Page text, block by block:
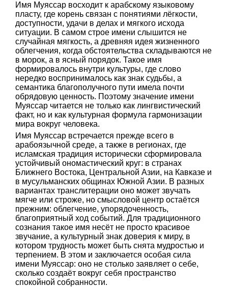
Имя Муяссар восходит к арабскому языковому
пласту, где корень связан с понятиями лёгкости,
доступности, удачи в делах и мягкого исхода
ситуации. В самом строе имени слышится не
случайная мягкость, а древняя идея жизненного
облегчения, когда обстоятельства складываются не
в морок, а в ясный порядок. Такое имя
формировалось внутри культуры, где слово
нередко воспринималось как знак судьбы, а
семантика благополучного пути имела почти
обрядовую ценность. Поэтому значение имени
Муяссар читается не только как лингвистический
факт, но и как культурная формула гармонизации
мира вокруг человека.
Имя Муяссар встречается прежде всего в
арабоязычной среде, а также в регионах, где
исламская традиция исторически сформировала
устойчивый ономастический круг: в странах
Ближнего Востока, Центральной Азии, на Кавказе и
в мусульманских общинах Южной Азии. В разных
вариантах транслитерации оно может звучать
мягче или строже, но смысловой центр остаётся
прежним: облегчение, упорядоченность,
благоприятный ход событий. Для традиционного
сознания такое имя несёт не просто красивое
звучание, а культурный знак доверия к миру, в
котором трудность может быть снята мудростью и
терпением. В этом и заключается особая сила
имени Муяссар: оно не столько заявляет о себе,
сколько создаёт вокруг себя пространство
спокойной собранности.